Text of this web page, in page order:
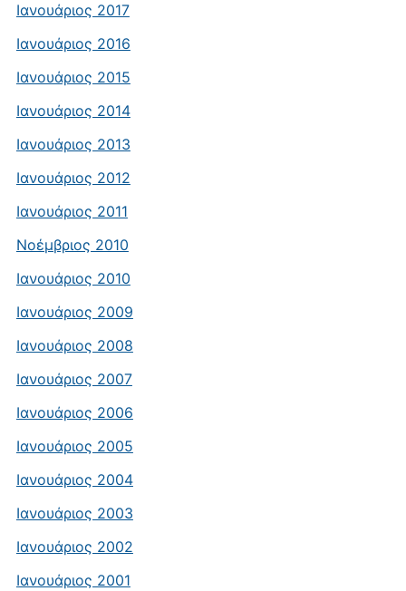
Ιανουάριος 2017
Ιανουάριος 2016
Ιανουάριος 2015
Ιανουάριος 2014
Ιανουάριος 2013
Ιανουάριος 2012
Ιανουάριος 2011
Νοέμβριος 2010
Ιανουάριος 2010
Ιανουάριος 2009
Ιανουάριος 2008
Ιανουάριος 2007
Ιανουάριος 2006
Ιανουάριος 2005
Ιανουάριος 2004
Ιανουάριος 2003
Ιανουάριος 2002
Ιανουάριος 2001